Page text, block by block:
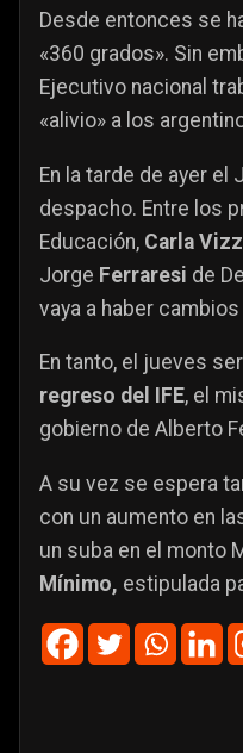
Desde entonces se
«360 grados». Sin
Ejecutivo nacional
«alivio» a los
En la tarde de ayer
despacho. Entre los
Educación, Carla
Jorge Ferraresi de
vaya a haber
En tanto, el jueves
regreso del IFE, el
gobierno de Alberto
A su vez se espera
con un aumento en
un suba en el monto
Mínimo, estipulada